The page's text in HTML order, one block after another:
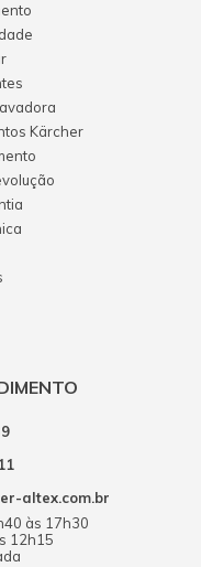
Kärcher
altex.com.br
às 17h30
12h15